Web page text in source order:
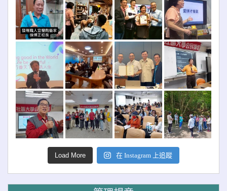
Load More 在 Instagram 上追蹤